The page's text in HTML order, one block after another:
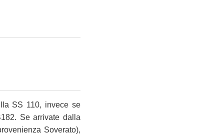
SS 110, invece se
Se arrivate dalla
Soverato),